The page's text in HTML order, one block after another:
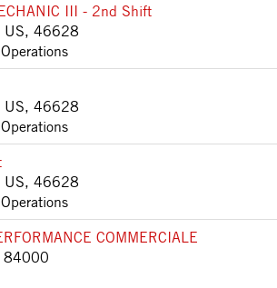
III - 2nd Shift
US, 46628
US, 46628
US, 46628
COMMERCIALE
84000